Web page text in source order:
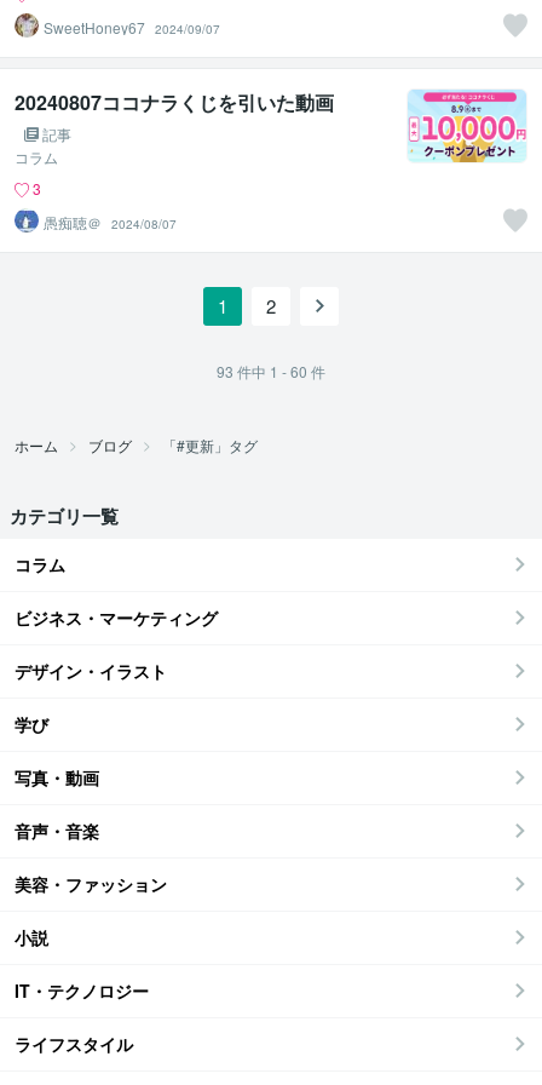
SweetHoney67 2024/09/07
20240807ココナラくじを引いた動画
記事
コラム
3
愚痴聴＠
2024/08/07
1 2
93 件中 1 - 60 件
ホーム ブログ 「#更新」タグ
カテゴリ一覧
コラム
ビジネス・マーケティング
デザイン・イラスト
学び
写真・動画
音声・音楽
美容・ファッション
小説
IT・テクノロジー
ライフスタイル